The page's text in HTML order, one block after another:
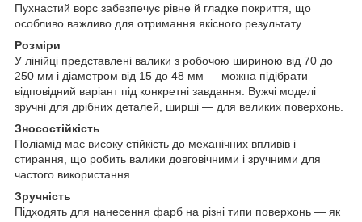
Пухнастий ворс забезпечує рівне й гладке покриття, що
особливо важливо для отримання якісного результату.
Розміри
У лінійці представлені валики з робочою шириною від 70 до
250 мм і діаметром від 15 до 48 мм — можна підібрати
відповідний варіант під конкретні завдання. Вужчі моделі
зручні для дрібних деталей, ширші — для великих поверхонь.
Зносостійкість
Поліамід має високу стійкість до механічних впливів і
стирання, що робить валики довговічними і зручними для
частого використання.
Зручність
Підходять для нанесення фарб на різні типи поверхонь — як